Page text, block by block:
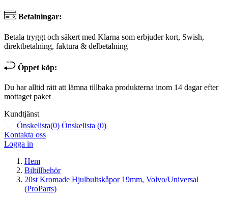
Betalningar:
Betala tryggt och säkert med Klarna som erbjuder kort, Swish,
direktbetalning, faktura & delbetalning
Öppet köp:
Du har alltid rätt att lämna tillbaka produkterna inom 14 dagar efter
mottaget paket
Kundtjänst
Önskelista(0) Önskelista (0)
Kontakta oss
Logga in
Hem
Biltillbehör
20st Kromade Hjulbultskåpor 19mm, Volvo/Universal
(ProParts)